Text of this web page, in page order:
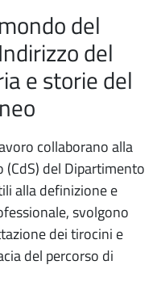
del
del
e storie del
collaborano alla
del Dipartimento
alla definizione e
svolgono
dei tirocini e
del percorso di